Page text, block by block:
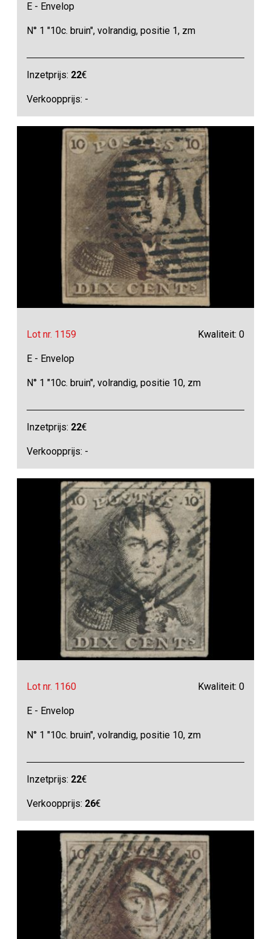
E - Envelop
N° 1 "10c. bruin", volrandig, positie 1, zm
Inzetprijs: 22€
Verkoopprijs: -
Lot nr. 1159 Kwaliteit: 0
E - Envelop
N° 1 "10c. bruin", volrandig, positie 10, zm
Inzetprijs: 22€
Verkoopprijs: -
Lot nr. 1160 Kwaliteit: 0
E - Envelop
N° 1 "10c. bruin", volrandig, positie 10, zm
Inzetprijs: 22€
Verkoopprijs: 26€